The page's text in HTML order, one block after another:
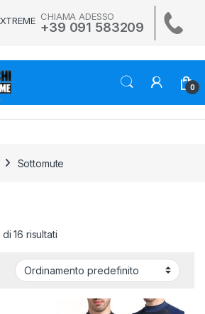
CHIAMA ADESSO
+39 091 583209
0
Sottomute
16 risultati